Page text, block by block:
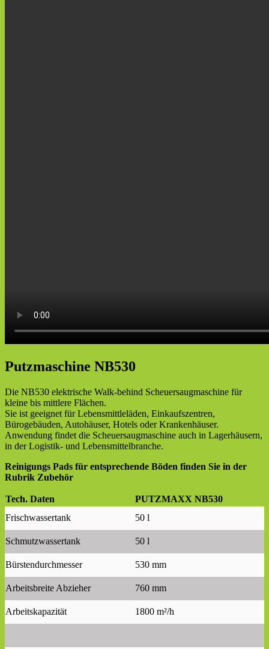
Putzmaschine NB530
Die NB530 elektrische Walk-behind Scheuersaugmaschine für
kleine bis mittlere Flächen.
Sie ist geeignet für Lebensmittleläden, Einkaufszentren,
Bürogebäuden, Autohäuser, Hotels oder Krankenhäuser.
Anwendung findet die Scheuersaugmaschine auch in Lagerhäusern,
in der Logistik- und Lebensmittelbranche.
Reinigungs Pads für entsprechende Böden finden Sie in der
Rubrik Zubehör
Tech. Daten
PUTZMAXX NB530
Frischwassertank
50 l
Schmutzwassertank 50 l
Bürstendurchmesser 530 mm
Arbeitsbreite Abzieher 760 mm
Arbeitskapazität 1800 m²/h